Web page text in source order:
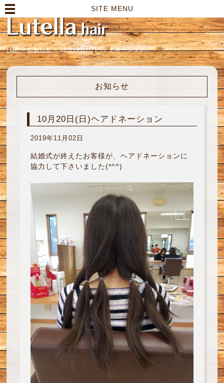
SITE MENU
TOP > お知らせ > 10月20日(日)ヘアドネーション
お知らせ
10月20日(日)ヘアドネーション
2019年11月02日
結婚式が終えたお客様が、ヘアドネーションに
協力して下さいました(*^^)